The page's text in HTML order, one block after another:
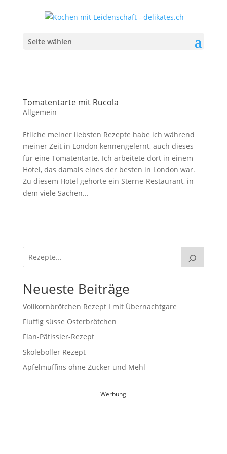
Seite wählen
Tomatentarte mit Rucola
Allgemein
Etliche meiner liebsten Rezepte habe ich während
meiner Zeit in London kennengelernt, auch dieses
für eine Tomatentarte. Ich arbeitete dort in einem
Hotel, das damals eines der besten in London war.
Zu diesem Hotel gehörte ein Sterne-Restaurant, in
dem viele Sachen...
Neueste Beiträge
Vollkornbrötchen Rezept I mit Übernachtgare
Fluffig süsse Osterbrötchen
Flan-Pâtissier-Rezept
Skoleboller Rezept
Apfelmuffins ohne Zucker und Mehl
Werbung